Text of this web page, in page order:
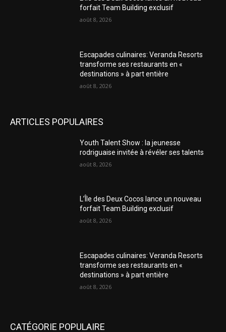
forfait Team Building exclusif
août 8, 2026
Escapades culinaires: Veranda Resorts
transforme ses restaurants en «
destinations » à part entière
août 8, 2026
ARTICLES POPULAIRES
Youth Talent Show : la jeunesse
rodriguaise invitée à révéler ses talents
août 8, 2026
L’Île des Deux Cocos lance un nouveau
forfait Team Building exclusif
août 8, 2026
Escapades culinaires: Veranda Resorts
transforme ses restaurants en «
destinations » à part entière
août 8, 2026
CATÉGORIE POPULAIRE